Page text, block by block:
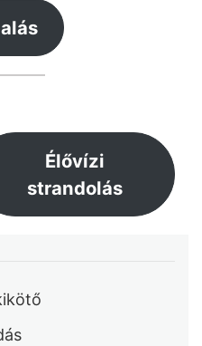
Élővízi
strandolás